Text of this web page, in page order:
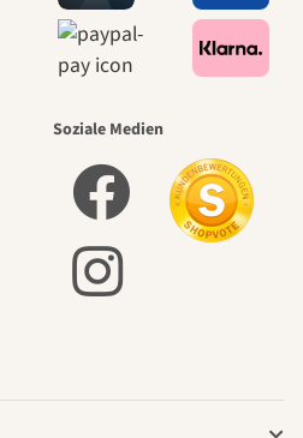
Soziale Medien